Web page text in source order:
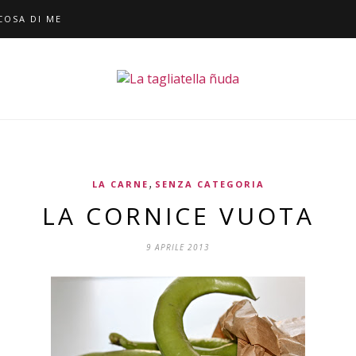
DI ME
LA CARNE , SENZA CATEGORIA
LA CORNICE VUOTA
9 APRILE 2013